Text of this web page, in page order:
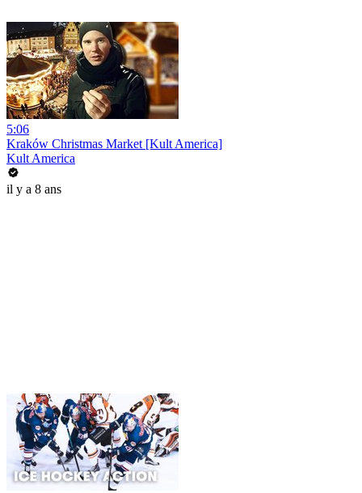
5:06
Kraków Christmas Market [Kult America]
Kult America
il y a 8 ans